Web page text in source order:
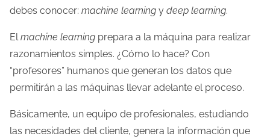
debes conocer: machine learning y deep learning.
El machine learning prepara a la máquina para realizar
razonamientos simples. ¿Cómo lo hace? Con
“profesores” humanos que generan los datos que
permitirán a las máquinas llevar adelante el proceso.
Básicamente, un equipo de profesionales, estudiando
las necesidades del cliente, genera la información que